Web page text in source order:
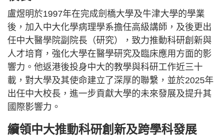
盧煜明於1997年在完成劍橋大學及牛津大學的學業
後，加入中大化學病理學系擔任高級講師，及後更出
任中大醫學院副院長（研究），致力推動科研創新與
人才培育，強化大學在醫學研究及臨床應用方面的影
響力。他返港後投身中大的教學與科研工作近三十
載，對大學及其使命建立了深厚的聯繫，並於2025年
出任中大校長，進一步貢獻大學的未來發展及提升其
國際影響力。
續領中大推動科研創新及跨學科發展